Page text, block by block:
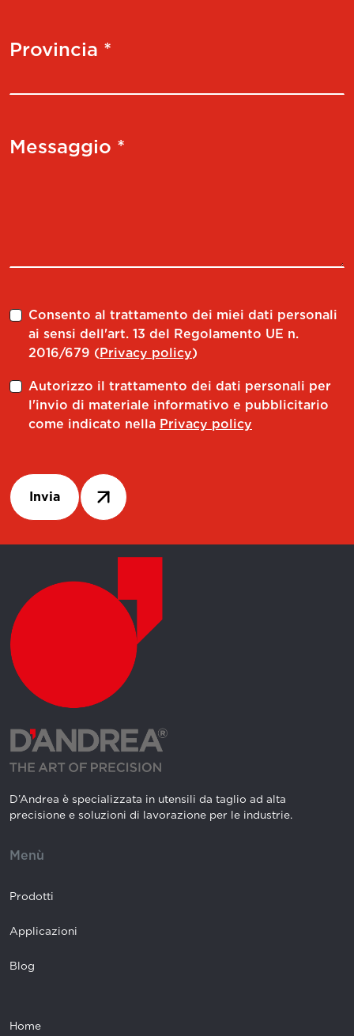
Provincia *
Messaggio *
Consento al trattamento dei miei dati personali
ai sensi dell'art. 13 del Regolamento UE n.
2016/679 (Privacy policy)
Autorizzo il trattamento dei dati personali per
l'invio di materiale informativo e pubblicitario
come indicato nella Privacy policy
Invia
D’Andrea è specializzata in utensili da taglio ad alta
precisione e soluzioni di lavorazione per le industrie.
Menù
Prodotti
Applicazioni
Blog
Home